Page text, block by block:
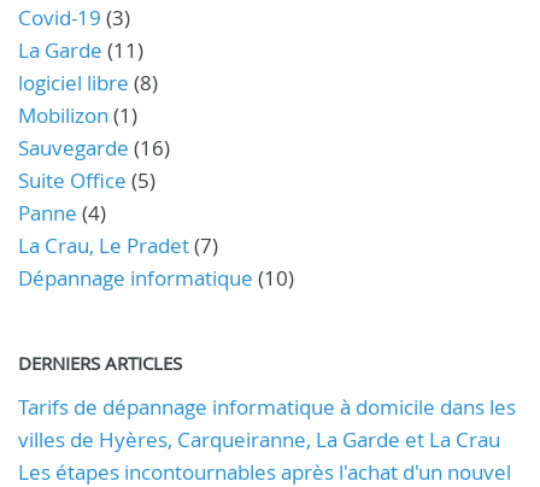
Covid-19 (3)
La Garde (11)
logiciel libre (8)
Mobilizon (1)
Sauvegarde (16)
Suite Office (5)
Panne (4)
La Crau, Le Pradet(7)
Dépannage informatique (10)
DERNIERS ARTICLES
Tarifs de dépannage informatique à domicile dans les
villes de Hyères, Carqueiranne, La Garde et La Crau
Les étapes incontournables après l'achat d'un nouvel